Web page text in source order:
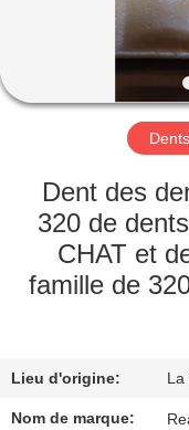
SUJET
DE
VISITE
D'USINE
QUALITÉ
Dent des
320 de
CHAT et
famille de
Lieu d'origine: La
Nom de marque: